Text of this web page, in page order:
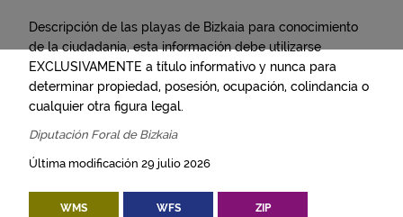
Descripción de las playas de Bizkaia para conocimiento
de la ciudadania, esta información debe utilizarse
EXCLUSIVAMENTE a título informativo y nunca para
determinar propiedad, posesión, ocupación, colindancia o
cualquier otra figura legal.
Diputación Foral de Bizkaia
Última modificación 29 julio 2026
WMS WFS ZIP